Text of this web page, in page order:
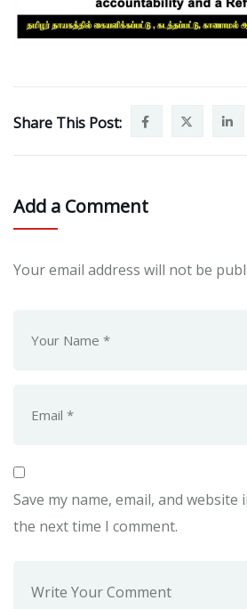
Share This Post:
Add a Comment
Your email address will not be
Save my name, email, and
the next time I comment.